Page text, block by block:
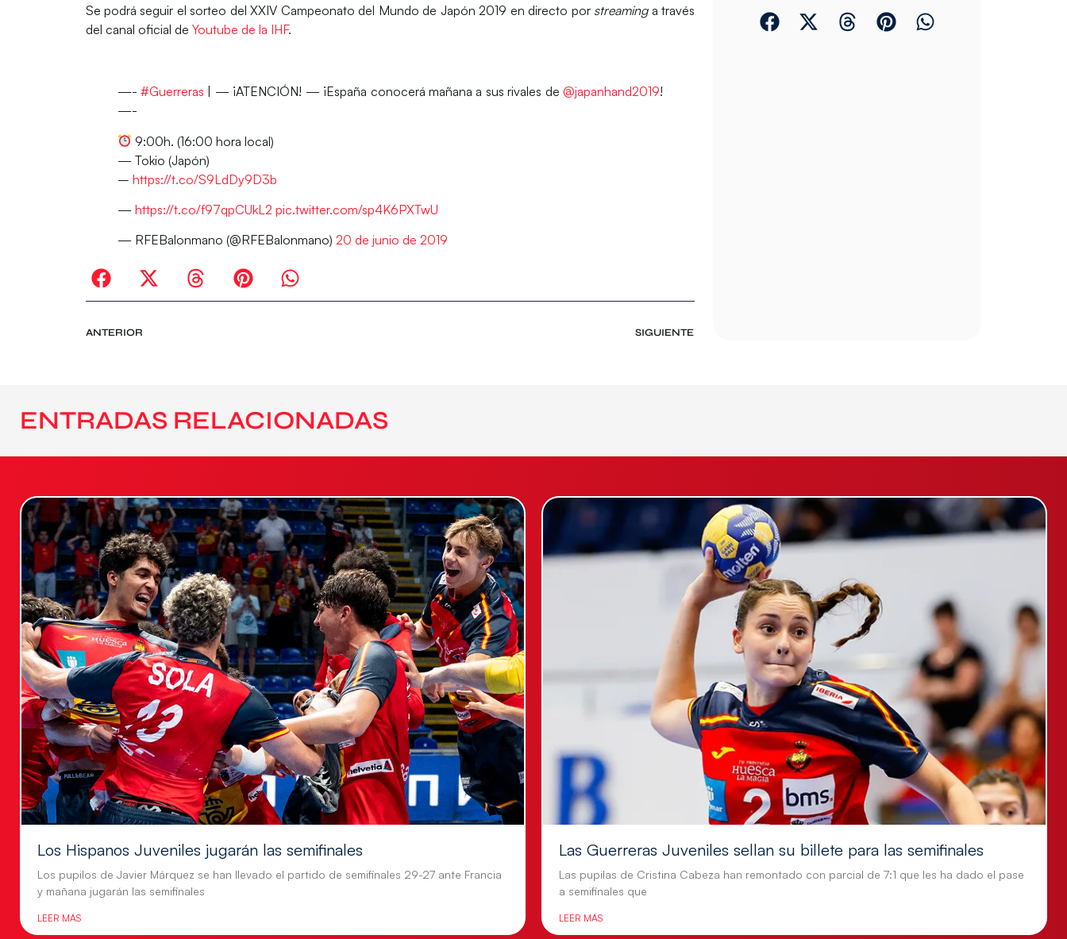
Se podrá seguir el sorteo del XXIV Campeonato del Mundo de Japón 2019 en directo por streaminga través
del canal oficial de Youtube de la IHF.
—- #Guerreras | — ¡ATENCIÓN! — ¡España conocerá mañana a sus rivales de@japanhand2019!
—-
9:00h. (16:00 hora local)
— Tokio (Japón)
–️ https://t.co/S9LdDy9D3b
— https://t.co/f97qpCUkL2 pic.twitter.com/sp4K6PXTwU
— RFEBalonmano (@RFEBalonmano) 20 de junio de 2019
ANTERIOR SIGUIENTE
ENTRADAS RELACIONADAS
Los Hispanos Juveniles jugarán las semifinales
Los pupilos de Javier Márquez se han llevado el partido de semifinales 29-27 ante Francia
y mañana jugarán las semifinales
LEER MÁS
Las Guerreras Juveniles sellan su billete para las semifinales
Las pupilas de Cristina Cabeza han remontado con parcial de 7:1 que les ha dado el pase
a semifinales que
LEER MÁS